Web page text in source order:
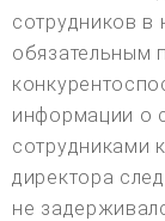
сотрудников в
обязательным
информации о
сотрудниками
директора
не